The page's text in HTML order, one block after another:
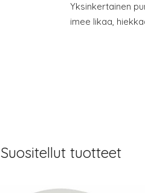
Yksinkertainen
imee likaa,
Suositellut tuotteet